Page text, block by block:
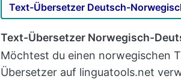
Text-Übersetzer Deutsch-
Text-Übersetzer Norwegisch-
Möchtest du einen norwegischen
Übersetzer auf linguatools.net